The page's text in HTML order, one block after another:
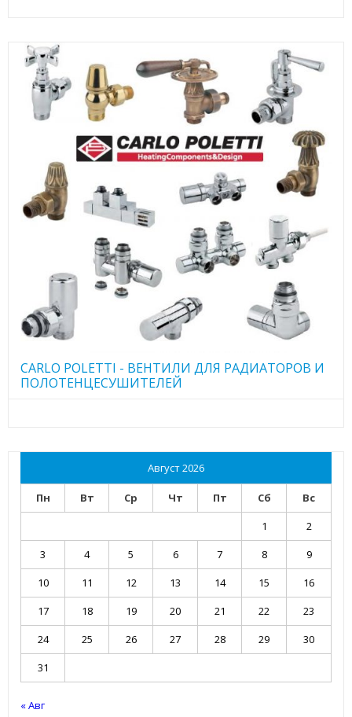
CARLO POLETTI - ВЕНТИЛИ ДЛЯ РАДИАТОРОВ И
ПОЛОТЕНЦЕСУШИТЕЛЕЙ
Август 2026
Пн Вт Ср Чт Пт Сб
Вс
1
2
3
4 5 6 7 8
9
10
11 12 13 14 15
16
17
18 19 20 21 22
23
24
25 26 27 28 29
30
31
« Авг